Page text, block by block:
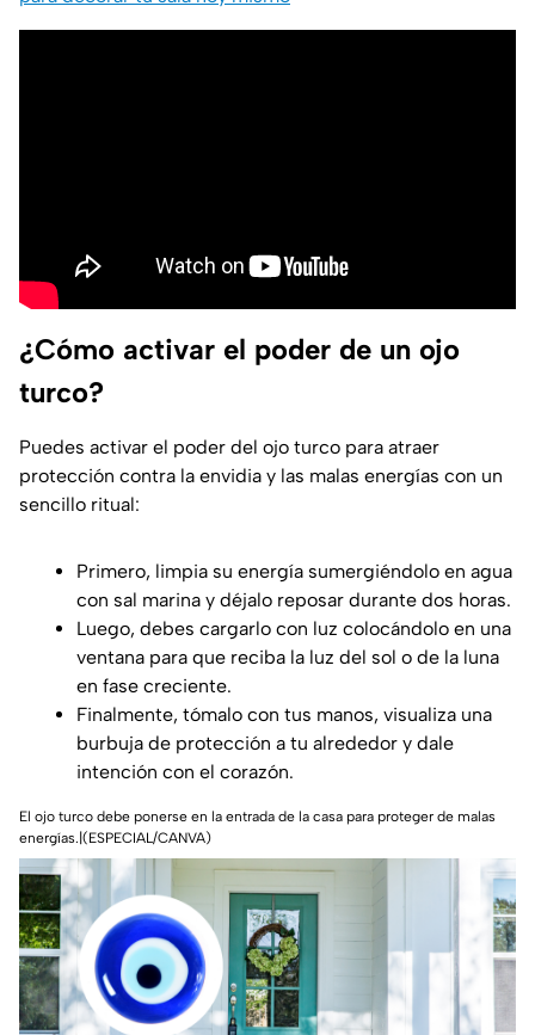
¿Cómo activar el poder de un ojo
turco?
Puedes activar el poder del ojo turco para atraer
protección contra la envidia y las malas energías con un
sencillo ritual:
Primero, limpia su energía sumergiéndolo en agua
con sal marina y déjalo reposar durante dos horas.
Luego, debes cargarlo con luz colocándolo en una
ventana para que reciba la luz del sol o de la luna
en fase creciente.
Finalmente, tómalo con tus manos, visualiza una
burbuja de protección a tu alrededor y dale
intención con el corazón.
El ojo turco debe ponerse en la entrada de la casa para proteger de malas
energías.|(ESPECIAL/CANVA)